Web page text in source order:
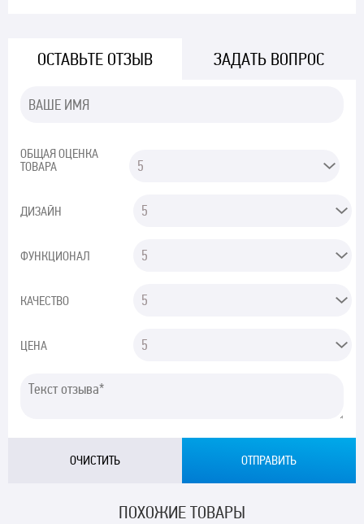
ОСТАВЬТЕ ОТЗЫВ ЗАДАТЬ ВОПРОС
ОБЩАЯ ОЦЕНКА
ТОВАРА
ДИЗАЙН
ФУНКЦИОНАЛ
КАЧЕСТВО
ЦЕНА
ПОХОЖИЕ ТОВАРЫ